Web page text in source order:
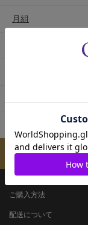
月組
ご購入方法
配送について